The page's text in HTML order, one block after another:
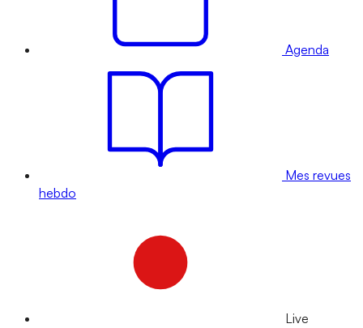
Agenda
Mes revues
hebdo
Live